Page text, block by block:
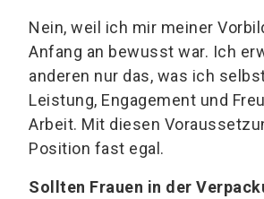
Nein, weil ich mir meiner
Anfang an bewusst war. Ich
anderen nur das, was ich
Leistung, Engagement und
Arbeit. Mit diesen
Position fast egal.
Sollten Frauen in der